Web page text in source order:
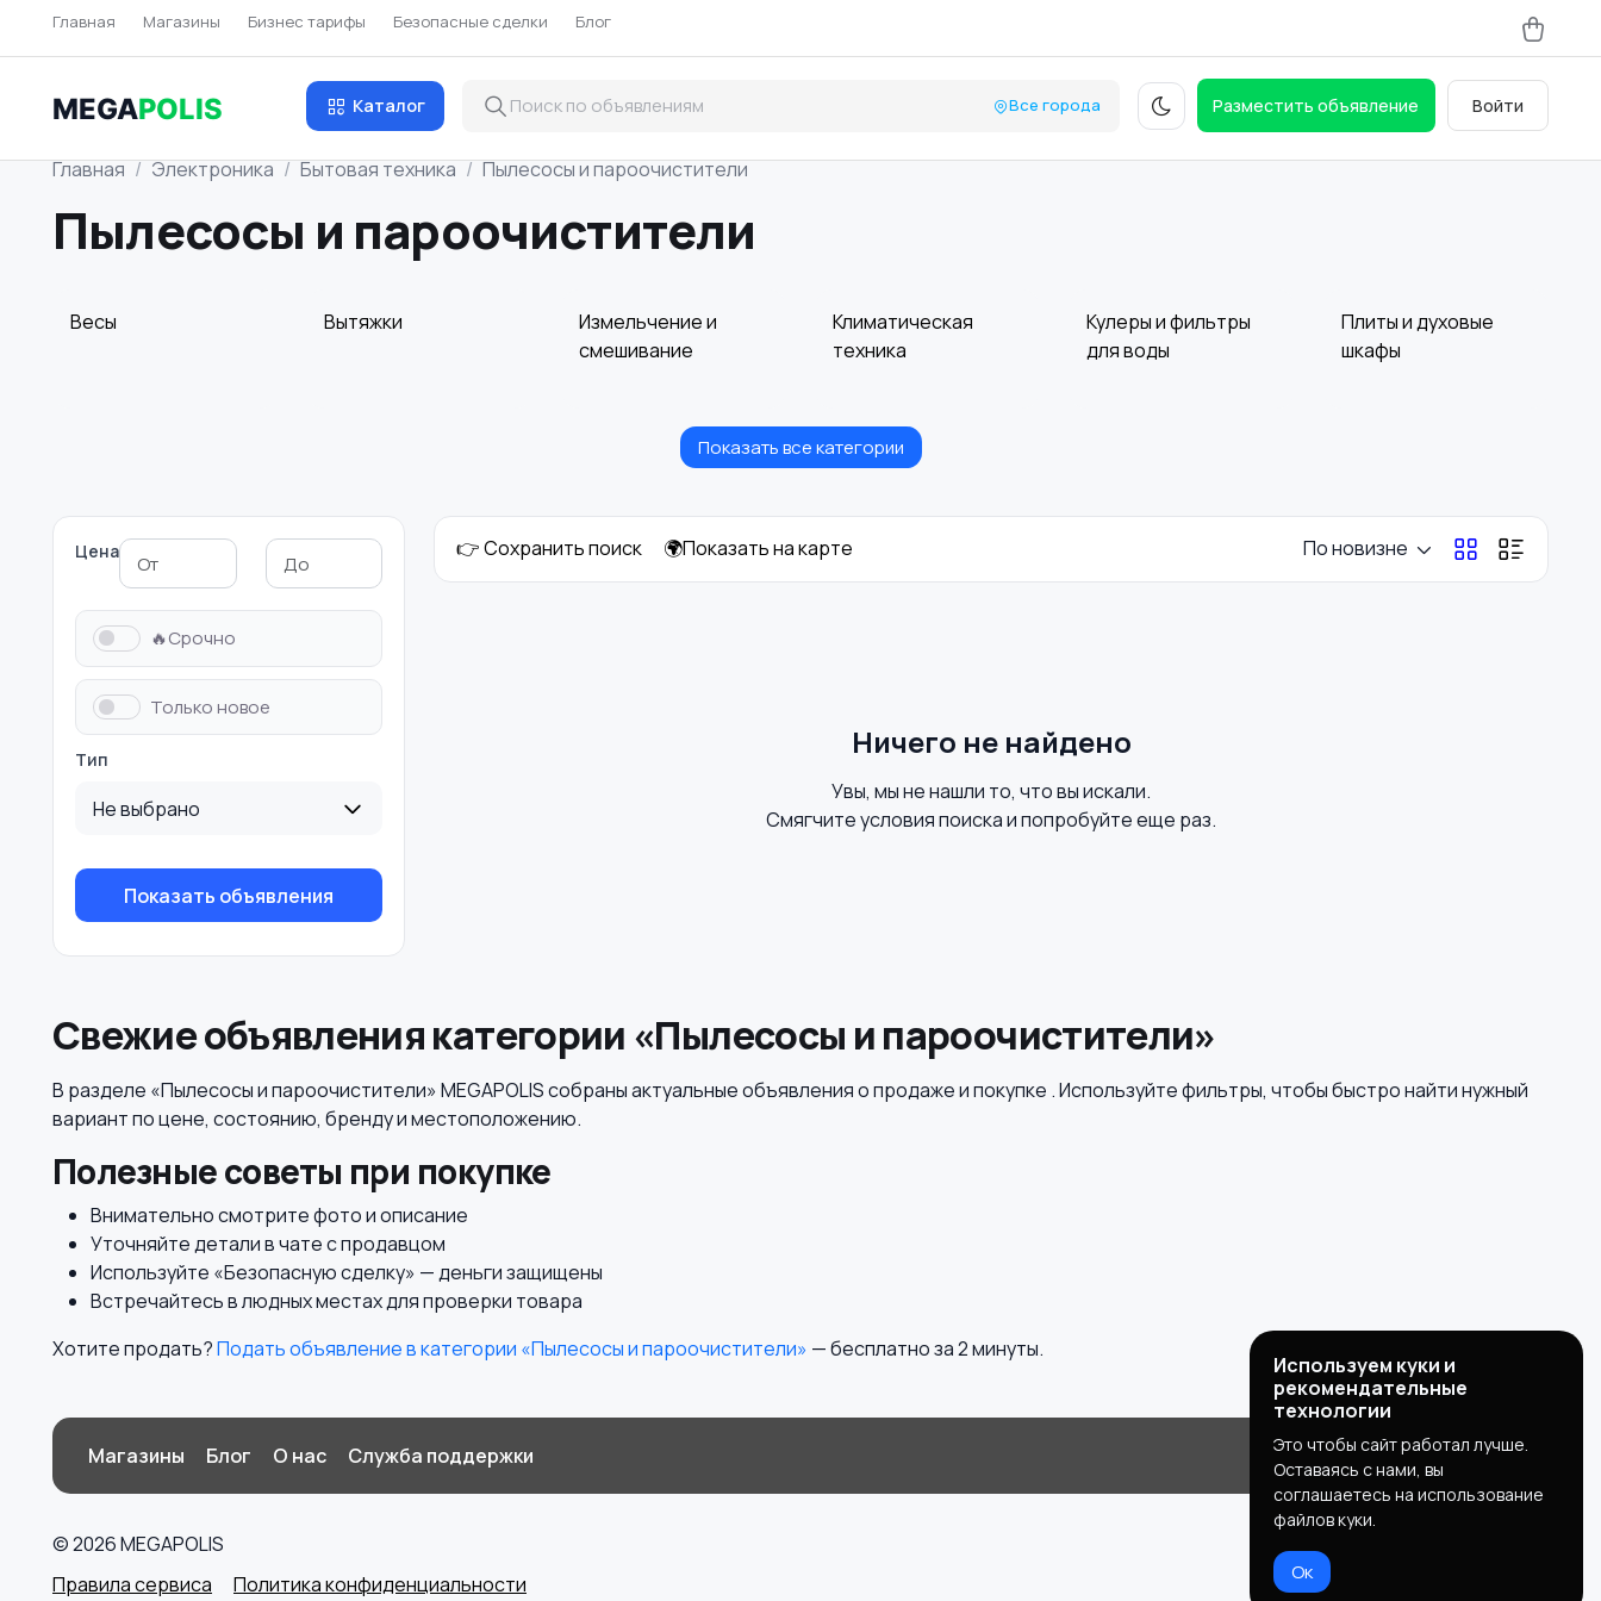
Главная Магазины Бизнес тарифы Безопасные сделки Блог
MEGAPOLIS Каталог Все города Разместить объявление Войти
Главная Электроника Бытовая техника Пылесосы и пароочистители
Пылесосы и пароочистители
Весы Вытяжки
Измельчение и
смешивание
Климатическая
техника
Кулеры и фильтры
для воды
Плиты и духовые
шкафы
Приготовление
Пылесосы и
Холодильники
Швейное
оборудование
Показать все категории
Цена
🔥Срочно
Только новое
Тип
Не выбрано
Показать объявления
👉 Сохранить поиск 🌍Показать на карте По новизне
Ничего не найдено
Увы, мы не нашли то, что вы искали.
Смягчите условия поиска и попробуйте еще раз.
Свежие объявления категории «Пылесосы и пароочистители»
В разделе «Пылесосы и пароочистители» MEGAPOLIS собраны актуальные объявления о продаже и покупке . Используйте фильтры, чтобы быстро найти нужный
вариант по цене, состоянию, бренду и местоположению.
Полезные советы при покупке
Внимательно смотрите фото и описание
Уточняйте детали в чате с продавцом
Используйте «Безопасную сделку» — деньги защищены
Встречайтесь в людных местах для проверки товара
Хотите продать?Подать объявление в категории «Пылесосы и пароочистители» — бесплатно за 2 минуты.
Магазины Блог О нас Служба поддержки
© 2026 MEGAPOLIS
Правила сервиса
Политика конфиденциальности
Используем куки и
рекомендательные
технологии
Это чтобы сайт работал лучше.
Оставаясь с нами, вы
соглашаетесь на использование
файлов куки.
Ок